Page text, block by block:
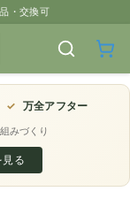
・交換可
✓ 万全アフター
みづくり
る